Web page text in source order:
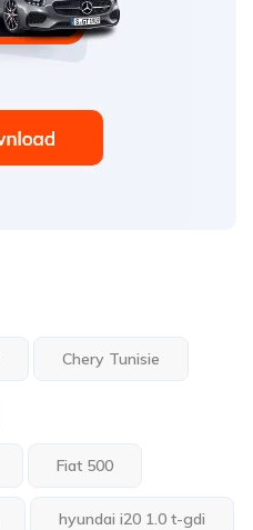
Chery Tunisie
Fiat 500
hyundai i20 1.0 t-gdi